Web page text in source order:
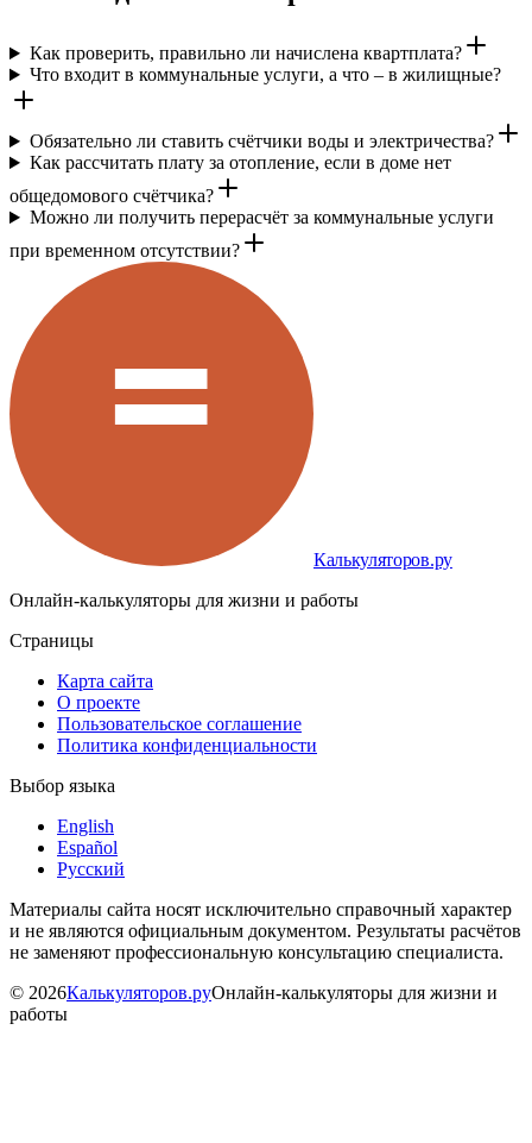
Как проверить, правильно ли начислена квартплата?
Что входит в коммунальные услуги, а что – в жилищные?
Обязательно ли ставить счётчики воды и электричества?
Как рассчитать плату за отопление, если в доме нет
общедомового счётчика?
Можно ли получить перерасчёт за коммунальные услуги
при временном отсутствии?
Калькуляторов.ру
Онлайн-калькуляторы для жизни и работы
Страницы
Карта сайта
О проекте
Пользовательское соглашение
Политика конфиденциальности
Выбор языка
English
Español
Русский
Материалы сайта носят исключительно справочный характер
и не являются официальным документом. Результаты расчётов
не заменяют профессиональную консультацию специалиста.
© 2026Калькуляторов.руОнлайн-калькуляторы для жизни и
работы